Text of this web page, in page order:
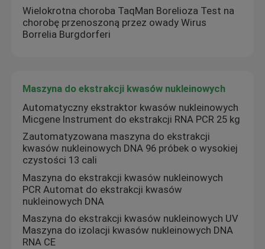
Wielokrotna choroba TaqMan Borelioza Test na
chorobę przenoszoną przez owady Wirus
Borrelia Burgdorferi
Maszyna do ekstrakcji kwasów nukleinowych
Automatyczny ekstraktor kwasów nukleinowych
Micgene Instrument do ekstrakcji RNA PCR 25 kg
Zautomatyzowana maszyna do ekstrakcji
kwasów nukleinowych DNA 96 próbek o wysokiej
czystości 13 cali
Maszyna do ekstrakcji kwasów nukleinowych
PCR Automat do ekstrakcji kwasów
nukleinowych DNA
Maszyna do ekstrakcji kwasów nukleinowych UV
Maszyna do izolacji kwasów nukleinowych DNA
RNA CE